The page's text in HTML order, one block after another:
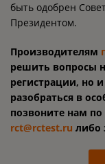
быть одобрен
Президентом.
Производителям
решить вопросы
регистрации, но и
разобраться в
позвоните нам
rct@rctest.ru либо